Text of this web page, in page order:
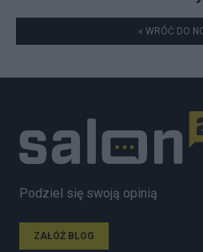
« WRÓĆ DO
Podziel się swoją opinią
ZAŁÓŻ BLOG